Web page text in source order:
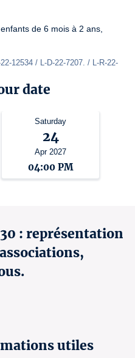
12534 / L-D-22-7207. / L-R-22-
date
Saturday
24
Apr 2027
04:00 PM
utiles
: représentation